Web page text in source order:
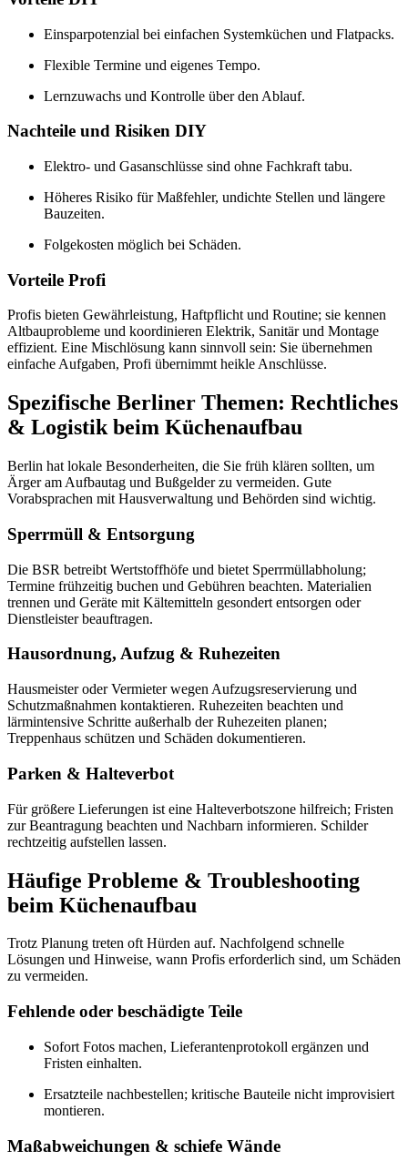
Einsparpotenzial bei einfachen Systemküchen und Flatpacks.
Flexible Termine und eigenes Tempo.
Lernzuwachs und Kontrolle über den Ablauf.
Nachteile und Risiken DIY
Elektro- und Gasanschlüsse sind ohne Fachkraft tabu.
Höheres Risiko für Maßfehler, undichte Stellen und längere
Bauzeiten.
Folgekosten möglich bei Schäden.
Vorteile Profi
Profis bieten Gewährleistung, Haftpflicht und Routine; sie kennen
Altbauprobleme und koordinieren Elektrik, Sanitär und Montage
effizient. Eine Mischlösung kann sinnvoll sein: Sie übernehmen
einfache Aufgaben, Profi übernimmt heikle Anschlüsse.
Spezifische Berliner Themen: Rechtliches
& Logistik beim Küchenaufbau
Berlin hat lokale Besonderheiten, die Sie früh klären sollten, um
Ärger am Aufbautag und Bußgelder zu vermeiden. Gute
Vorabsprachen mit Hausverwaltung und Behörden sind wichtig.
Sperrmüll & Entsorgung
Die BSR betreibt Wertstoffhöfe und bietet Sperrmüllabholung;
Termine frühzeitig buchen und Gebühren beachten. Materialien
trennen und Geräte mit Kältemitteln gesondert entsorgen oder
Dienstleister beauftragen.
Hausordnung, Aufzug & Ruhezeiten
Hausmeister oder Vermieter wegen Aufzugsreservierung und
Schutzmaßnahmen kontaktieren. Ruhezeiten beachten und
lärmintensive Schritte außerhalb der Ruhezeiten planen;
Treppenhaus schützen und Schäden dokumentieren.
Parken & Halteverbot
Für größere Lieferungen ist eine Halteverbotszone hilfreich; Fristen
zur Beantragung beachten und Nachbarn informieren. Schilder
rechtzeitig aufstellen lassen.
Häufige Probleme & Troubleshooting
beim Küchenaufbau
Trotz Planung treten oft Hürden auf. Nachfolgend schnelle
Lösungen und Hinweise, wann Profis erforderlich sind, um Schäden
zu vermeiden.
Fehlende oder beschädigte Teile
Sofort Fotos machen, Lieferantenprotokoll ergänzen und
Fristen einhalten.
Ersatzteile nachbestellen; kritische Bauteile nicht improvisiert
montieren.
Maßabweichungen & schiefe Wände